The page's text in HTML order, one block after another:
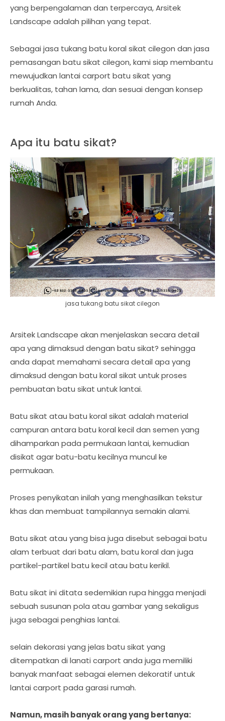
yang berpengalaman dan terpercaya, Arsitek
Landscape adalah pilihan yang tepat.
Sebagai jasa tukang batu koral sikat cilegon dan jasa
pemasangan batu sikat cilegon, kami siap membantu
mewujudkan lantai carport batu sikat yang
berkualitas, tahan lama, dan sesuai dengan konsep
rumah Anda.
Apa itu batu sikat?
jasa tukang batu sikat cilegon
Arsitek Landscape akan menjelaskan secara detail
apa yang dimaksud dengan batu sikat? sehingga
anda dapat memahami secara detail apa yang
dimaksud dengan batu koral sikat untuk proses
pembuatan batu sikat untuk lantai.
Batu sikat atau batu koral sikat adalah material
campuran antara batu koral kecil dan semen yang
dihamparkan pada permukaan lantai, kemudian
disikat agar batu-batu kecilnya muncul ke
permukaan.
Proses penyikatan inilah yang menghasilkan tekstur
khas dan membuat tampilannya semakin alami.
Batu sikat atau yang bisa juga disebut sebagai batu
alam terbuat dari batu alam, batu koral dan juga
partikel-partikel batu kecil atau batu kerikil.
Batu sikat ini ditata sedemikian rupa hingga menjadi
sebuah susunan pola atau gambar yang sekaligus
juga sebagai penghias lantai.
selain dekorasi yang jelas batu sikat yang
ditempatkan di lanati carport anda juga memiliki
banyak manfaat sebagai elemen dekoratif untuk
lantai carport pada garasi rumah.
Namun, masih banyak orang yang bertanya: